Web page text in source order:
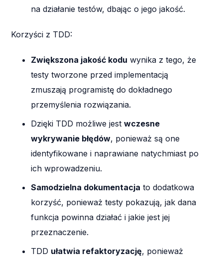
na działanie testów, dbając o jego jakość.
Korzyści z TDD:
Zwiększona jakość kodu wynika z tego, że
testy tworzone przed implementacją
zmuszają programistę do dokładnego
przemyślenia rozwiązania.
Dzięki TDD możliwe jestwczesne
wykrywanie błędów, ponieważ są one
identyfikowane i naprawiane natychmiast po
ich wprowadzeniu.
Samodzielna dokumentacja to dodatkowa
korzyść, ponieważ testy pokazują, jak dana
funkcja powinna działać i jakie jest jej
przeznaczenie.
TDD ułatwia refaktoryzację, ponieważ